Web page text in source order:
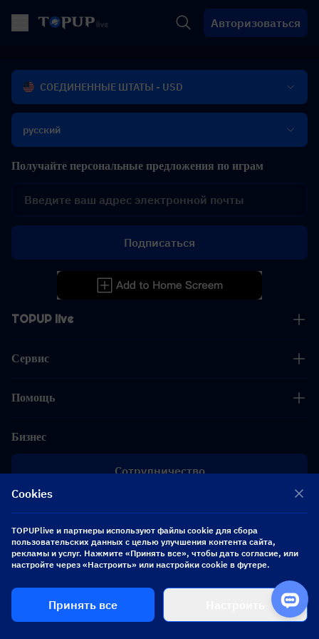
Авторизоваться
СОЕДИНЕННЫЕ ШТАТЫ - USD
русский
TOPUP live
Сервис
Помощь
Бизнес
Сотрудничество
[email protected]
Получайте персональные предложения по играм
Подписаться
Подписывайтесь на нас
Copyright 2026 SEA WHALE TECHNOLOGY PTE.LTD. All Rights Reserved.
Cookies
TOPUPlive и партнеры используют файлы cookie для сбора
пользовательских данных с целью улучшения контента сайта,
рекламы и услуг. Нажмите «Принять все», чтобы дать согласие, или
настройте через «Настроить» или настройки cookie в футере.
Принять все